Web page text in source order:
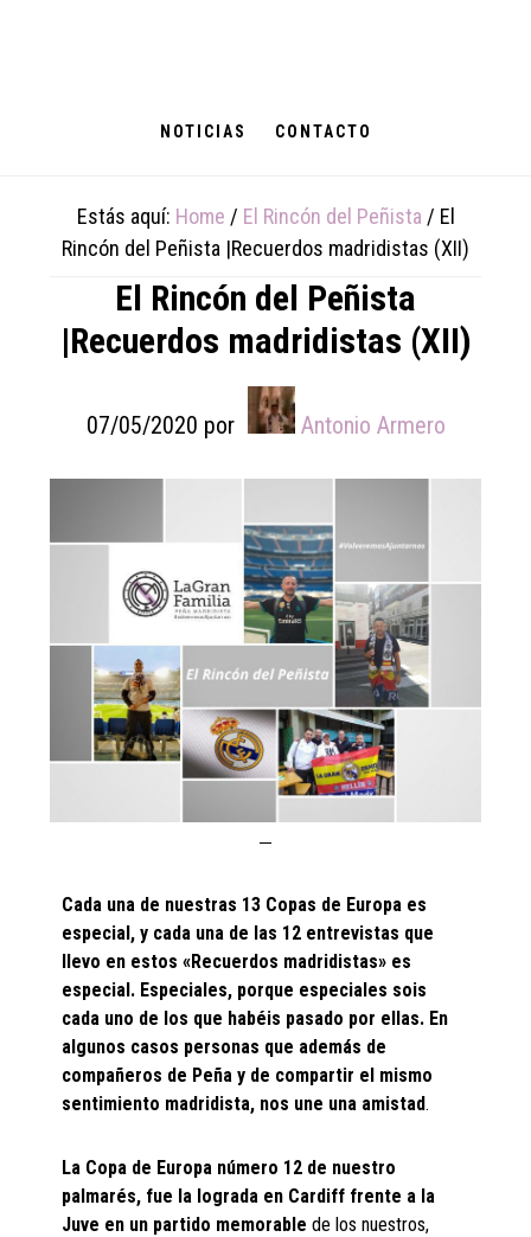
NOTICIAS CONTACTO
Estás aquí: Home / El Rincón del Peñista / El
Rincón del Peñista |Recuerdos madridistas (XII)
El Rincón del Peñista
|Recuerdos madridistas (XII)
07/05/2020 por Antonio Armero
Cada una de nuestras 13 Copas de Europa es
especial, y cada una de las 12 entrevistas que
llevo en estos «Recuerdos madridistas» es
especial. Especiales, porque especiales sois
cada uno de los que habéis pasado por ellas. En
algunos casos personas que además de
compañeros de Peña y de compartir el mismo
sentimiento madridista, nos une una amistad.
La Copa de Europa número 12 de nuestro
palmarés, fue la lograda en Cardiff frente a la
Juve en un partido memorable de los nuestros,